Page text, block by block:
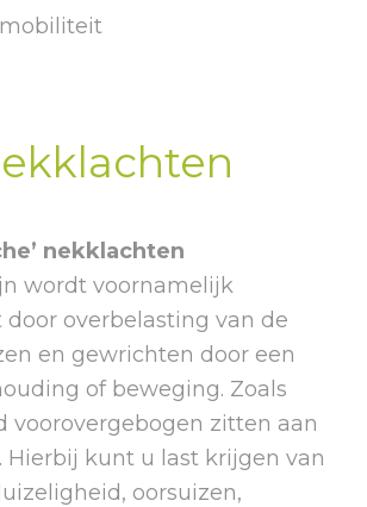
nekklachten
wordt voornamelijk
door overbelasting van de
en gewrichten door een
of beweging. Zoals
voorovergebogen zitten aan
Hierbij kunt u last krijgen van
oorsuizen,